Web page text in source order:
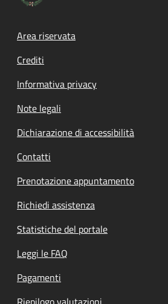
Footer menu
Area riservata
Crediti
Informativa privacy
Note legali
Dichiarazione di accessibilità
Contatti
Prenotazione appuntamento
Richiedi assistenza
Statistiche del portale
Leggi le FAQ
Pagamenti